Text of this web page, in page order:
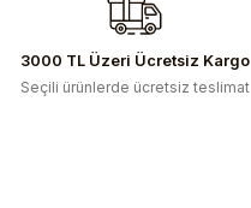
3000 TL Üzeri Ücretsiz Kargo
Seçili ürünlerde ücretsiz teslimat